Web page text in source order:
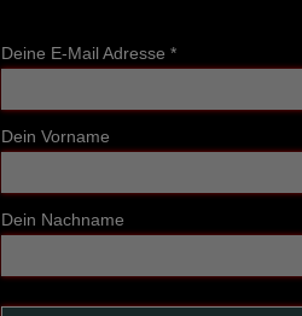
Deine E-Mail Adresse *
Dein Vorname
Dein Nachname